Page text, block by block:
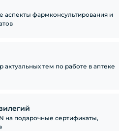
аспекты фармконсультирования и
актуальных тем по работе в аптеке
на подарочные сертификаты,